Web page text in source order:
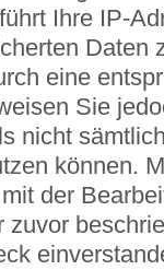
Ihre IP-
Daten
eine
Sie
nicht
können.
der
zuvor